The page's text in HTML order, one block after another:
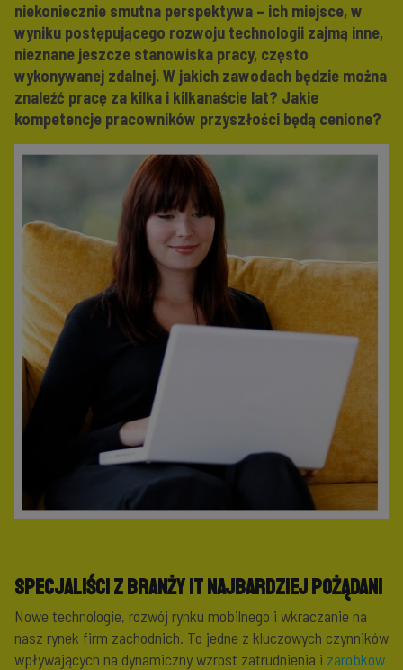
niekoniecznie smutna perspektywa – ich miejsce, w
wyniku postępującego rozwoju technologii zajmą inne,
nieznane jeszcze stanowiska pracy, często
wykonywanej zdalnej. W jakich zawodach będzie można
znaleźć pracę za kilka i kilkanaście lat? Jakie
kompetencje pracowników przyszłości będą cenione?
Specjaliści z branży IT najbardziej pożądani
Nowe technologie, rozwój rynku mobilnego i wkraczanie na
nasz rynek firm zachodnich. To jedne z kluczowych czynników
wpływających na dynamiczny wzrost zatrudnienia i zarobków